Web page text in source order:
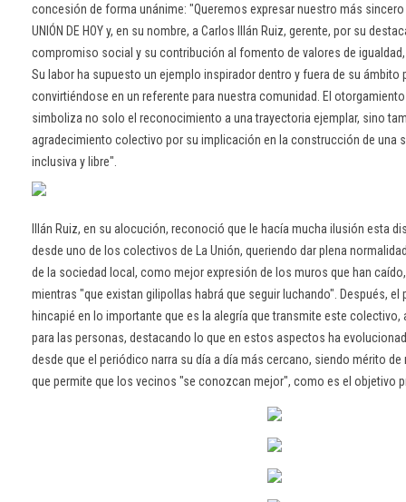
concesión de forma unánime: "Queremos expresar nuestro más
UNIÓN DE HOY y, en su nombre, a Carlos Illán Ruiz, gerente, por su
compromiso social y su contribución al fomento de valores de
Su labor ha supuesto un ejemplo inspirador dentro y fuera de su ámbito
convirtiéndose en un referente para nuestra comunidad. El
simboliza no solo el reconocimiento a una trayectoria ejemplar, sino
agradecimiento colectivo por su implicación en la construcción de una
inclusiva y libre".
Illán Ruiz, en su alocución, reconoció que le hacía mucha ilusión esta
desde uno de los colectivos de La Unión, queriendo dar plena
de la sociedad local, como mejor expresión de los muros que han
mientras "que existan gilipollas habrá que seguir luchando". Después, el
hincapié en lo importante que es la alegría que transmite este colectivo,
para las personas, destacando lo que en estos aspectos ha
desde que el periódico narra su día a día más cercano, siendo mérito
que permite que los vecinos "se conozcan mejor", como es el objetivo